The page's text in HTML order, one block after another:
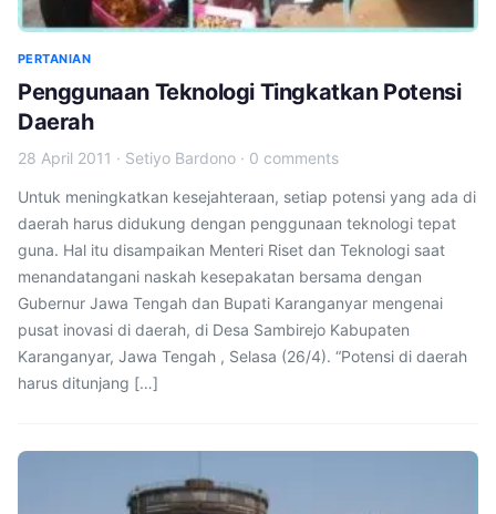
PERTANIAN
Penggunaan Teknologi Tingkatkan Potensi
Daerah
28 April 2011 · Setiyo Bardono · 0 comments
Untuk meningkatkan kesejahteraan, setiap potensi yang ada di
daerah harus didukung dengan penggunaan teknologi tepat
guna. Hal itu disampaikan Menteri Riset dan Teknologi saat
menandatangani naskah kesepakatan bersama dengan
Gubernur Jawa Tengah dan Bupati Karanganyar mengenai
pusat inovasi di daerah, di Desa Sambirejo Kabupaten
Karanganyar, Jawa Tengah , Selasa (26/4). “Potensi di daerah
harus ditunjang […]